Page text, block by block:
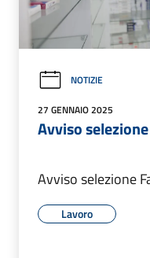
NOTIZIE
27 GENNAIO 2025
Avviso
Avviso selezione
Lavoro